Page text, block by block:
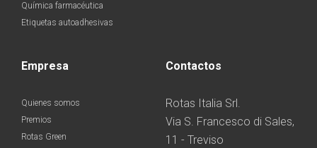
Química farmacéutica
Etiquetas autoadhesivas
Empresa
Quienes somos
Premios
Rotas Green
Contactos
Rotas Italia Srl.
Via S. Francesco di Sales,
11 - Treviso